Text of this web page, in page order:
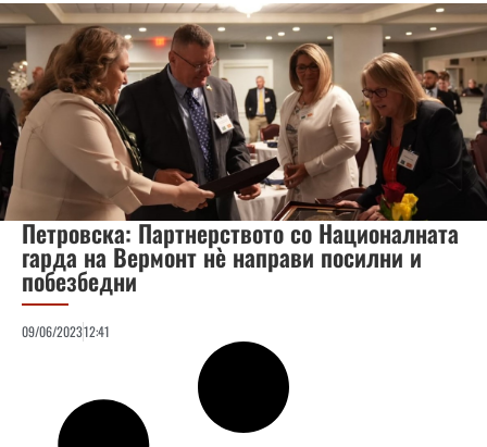
Петровска: Партнерството со Националната
гарда на Вермонт нè направи посилни и
побезбедни
09/06/202312:41